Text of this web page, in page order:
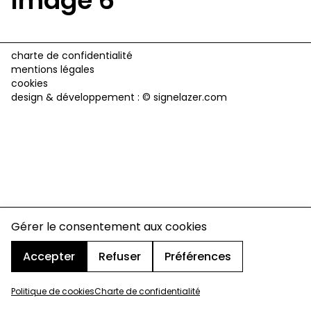
Gérer le consentement aux cookies
Accepter
Refuser Préférences
Politique de cookiesCharte de confidentialité
charte de confidentialité
mentions légales
cookies
design & développement : © signelazer.com